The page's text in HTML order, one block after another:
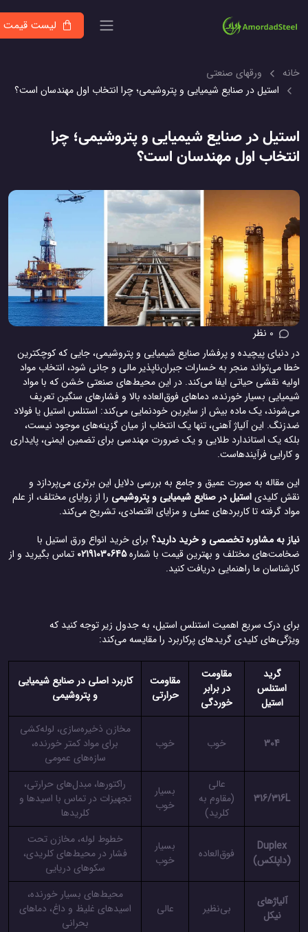
لیست قیمت
ورقهای صنعتی
استیل در صنایع شیمیایی و پتروشیمی؛ چرا انتخاب اول مهندسان است؟
در صنایع شیمیایی و پتروشیمی؛ چرا
اول مهندسان است؟
0 نظر
دنیای پیچیده و پرفشار صنایع شیمیایی و پتروشیمی، جایی که کوچکترین
می‌تواند منجر به خسارات جبران‌ناپذیر مالی و جانی شود، انتخاب مواد
نقشی حیاتی ایفا می‌کند. در این محیط‌های صنعتی خشن که با مواد
بسیار خورنده، دماهای فوق‌العاده بالا و فشارهای سنگین تعریف
یک ماده بیش از سایرین خودنمایی می‌کند: استنلس استیل یا فولاد
این آلیاژ آهنی، تنها یک انتخاب از میان گزینه‌های موجود نیست،
یک استاندارد طلایی و یک ضرورت مهندسی برای تضمین ایمنی، پایداری
فرآیندهاست.
مقاله به صورت عمیق و جامع به بررسی دلایل این برتری می‌پردازد و
کلیدیاستیل در صنایع شیمیایی و پتروشیمیرا از زوایای مختلف، از علم
گرفته تا کاربردهای عملی و مزایای اقتصادی، تشریح می‌کند.
به مشاوره تخصصی و خرید دارید؟برای خرید انواع ورق استیل با
مختلف و بهترین قیمت با شماره02191030645تماس بگیرید و از
ما راهنمایی دریافت کنید.
درک سریع اهمیت استنلس استیل، به جدول زیر توجه کنید که
کلیدی گریدهای پرکاربرد را مقایسه می‌کند:
گرید
استنلس
استیل
مقاومت
در برابر
خوردگی
مقاومت
حرارتی
کاربرد اصلی در صنایع شیمیایی
و پتروشیمی
خوب خوب
مخازن ذخیره‌سازی، لوله‌کشی
برای مواد کمتر خورنده،
سازه‌های عمومی
316/316L
عالی
(مقاوم به
کلرید)
بسیار
خوب
راکتورها، مبدل‌های حرارتی،
تجهیزات در تماس با اسیدها و
کلریدها
Duplex
(داپلکس)
فوق‌العاده
بسیار
خوب
خطوط لوله، مخازن تحت
فشار در محیط‌های کلریدی،
سکوهای دریایی
آلیاژهای
نیکل
بی‌نظیر عالی
محیط‌های بسیار خورنده،
اسیدهای غلیظ و داغ، دماهای
بحرانی